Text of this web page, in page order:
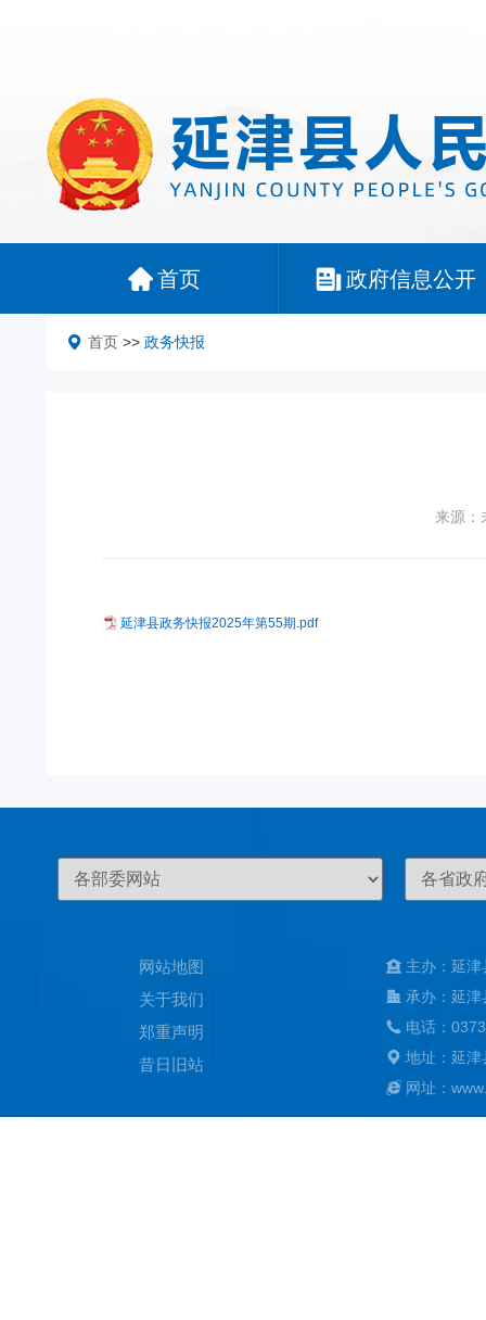
首页 政府信息公开
首页 >> 政务快报
来源：
延津县政务快报2025年第55期.pdf
网站地图
关于我们
郑重声明
昔日旧站
主办：延
承办：延
电话：
地址：延
网址：